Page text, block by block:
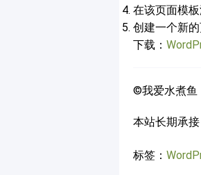
在该页面模
创建一个新
下载：
©我爱水煮鱼
本站长期承接
标签：